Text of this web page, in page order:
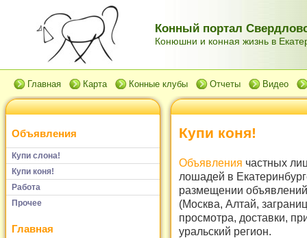
Конный портал
Конюшни и конная жизнь в
Главная Карта Конные клубы Отчеты Видео
Объявления
Купи слона!
Купи коня!
Работа
Прочее
Главная
Купи коня!
Объявления частных
лошадей в
размещении
(Москва, Алтай,
просмотра, доставки,
уральский регион.